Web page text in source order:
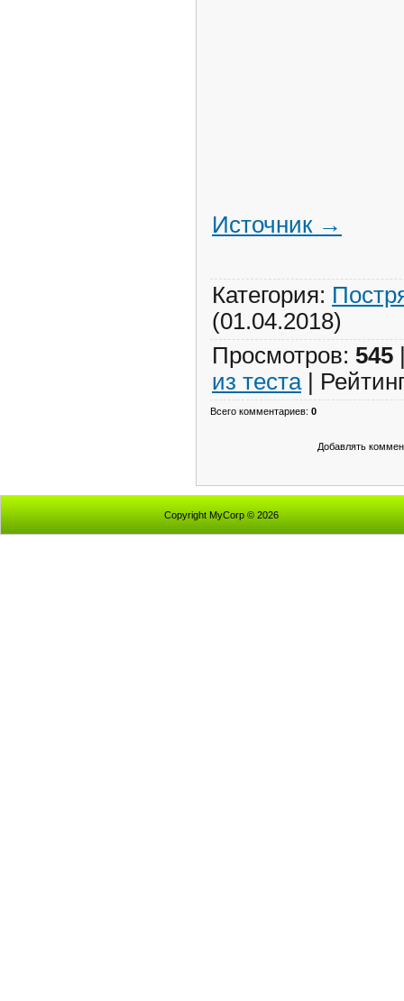
Источник →
Категория:
(01.04.2018)
Просмотров: 545
из теста|
Всего комментариев: 0
Добавлять
Copyright MyCorp © 2026